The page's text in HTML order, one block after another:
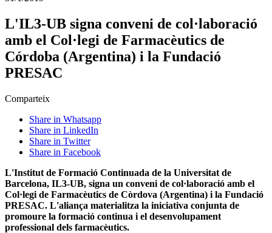
L'IL3-UB signa conveni de col·laboració
amb el Col·legi de Farmacèutics de
Córdoba (Argentina) i la Fundació
PRESAC
Comparteix
Share in Whatsapp
Share in LinkedIn
Share in Twitter
Share in Facebook
L'Institut de Formació Continuada de la Universitat de
Barcelona, IL3-UB, signa un conveni de col·laboració amb el
Col·legi de Farmacèutics de Còrdova (Argentina) i la Fundació
PRESAC. L'aliança materialitza la iniciativa conjunta de
promoure la formació continua i el desenvolupament
professional dels farmacèutics.